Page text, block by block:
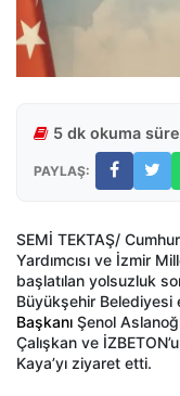
5 dk okuma
PAYLAŞ:
SEMİ TEKTAŞ/
Yardımcısı ve İzmir
başlatılan yolsuzluk
Büyükşehir Belediyesi
Başkanı Şenol
Çalışkan ve
Kaya’yı ziyaret etti.